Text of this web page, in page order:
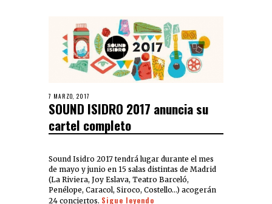
7 MARZO, 2017
SOUND ISIDRO 2017 anuncia su
cartel completo
Sound Isidro 2017 tendrá lugar durante el mes
de mayo y junio en 15 salas distintas de Madrid
(La Riviera, Joy Eslava, Teatro Barceló,
Penélope, Caracol, Siroco, Costello…) acogerán
24 conciertos. Sigue leyendo